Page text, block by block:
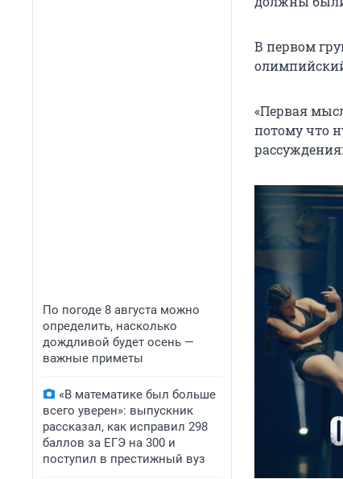
По погоде 8 августа можно
определить, насколько
дождливой будет осень —
важные приметы
«В математике был больше
всего уверен»: выпускник
рассказал, как исправил 298
баллов за ЕГЭ на 300 и
поступил в престижный вуз
В первом
«Первая
потому что